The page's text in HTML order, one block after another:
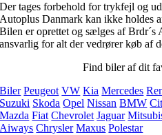
Der tages forbehold for trykfejl og
Autoplus Danmark kan ikke holdes
Bilen er oprettet og sælges af Brdr´s
ansvarlig for alt der vedrører køb af
Find biler af dit
Biler Peugeot VW Kia Mercedes
Suzuki Skoda Opel Nissan BMW
Mazda Fiat Chevrolet Jaguar
Aiways Chrysler Maxus Polestar